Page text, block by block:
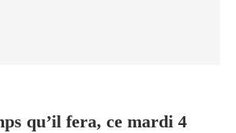
qu’il fera, ce mardi 4